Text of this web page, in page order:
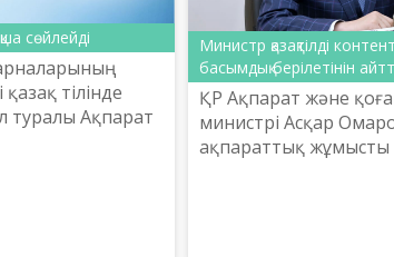
сөйлейді
тілінде
туралы Ақпарат
Министр қазақтілді
басымдық берілетінін
ҚР Ақпарат және
министрі Асқар
ақпараттық жұмысты